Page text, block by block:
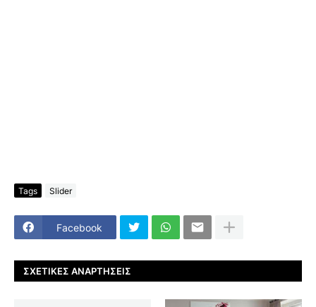
Tags Slider
Facebook
ΣΧΕΤΙΚΈΣ ΑΝΑΡΤΉΣΕΙΣ